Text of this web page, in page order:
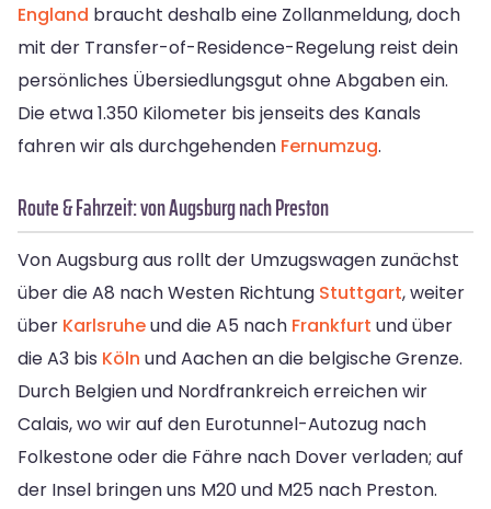
England braucht deshalb eine Zollanmeldung, doch
mit der Transfer-of-Residence-Regelung reist dein
persönliches Übersiedlungsgut ohne Abgaben ein.
Die etwa 1.350 Kilometer bis jenseits des Kanals
fahren wir als durchgehenden Fernumzug.
Route & Fahrzeit: von Augsburg nach Preston
Von Augsburg aus rollt der Umzugswagen zunächst
über die A8 nach Westen Richtung Stuttgart, weiter
über Karlsruheund die A5 nach Frankfurt und über
die A3 bis Köln und Aachen an die belgische Grenze.
Durch Belgien und Nordfrankreich erreichen wir
Calais, wo wir auf den Eurotunnel-Autozug nach
Folkestone oder die Fähre nach Dover verladen; auf
der Insel bringen uns M20 und M25 nach Preston.